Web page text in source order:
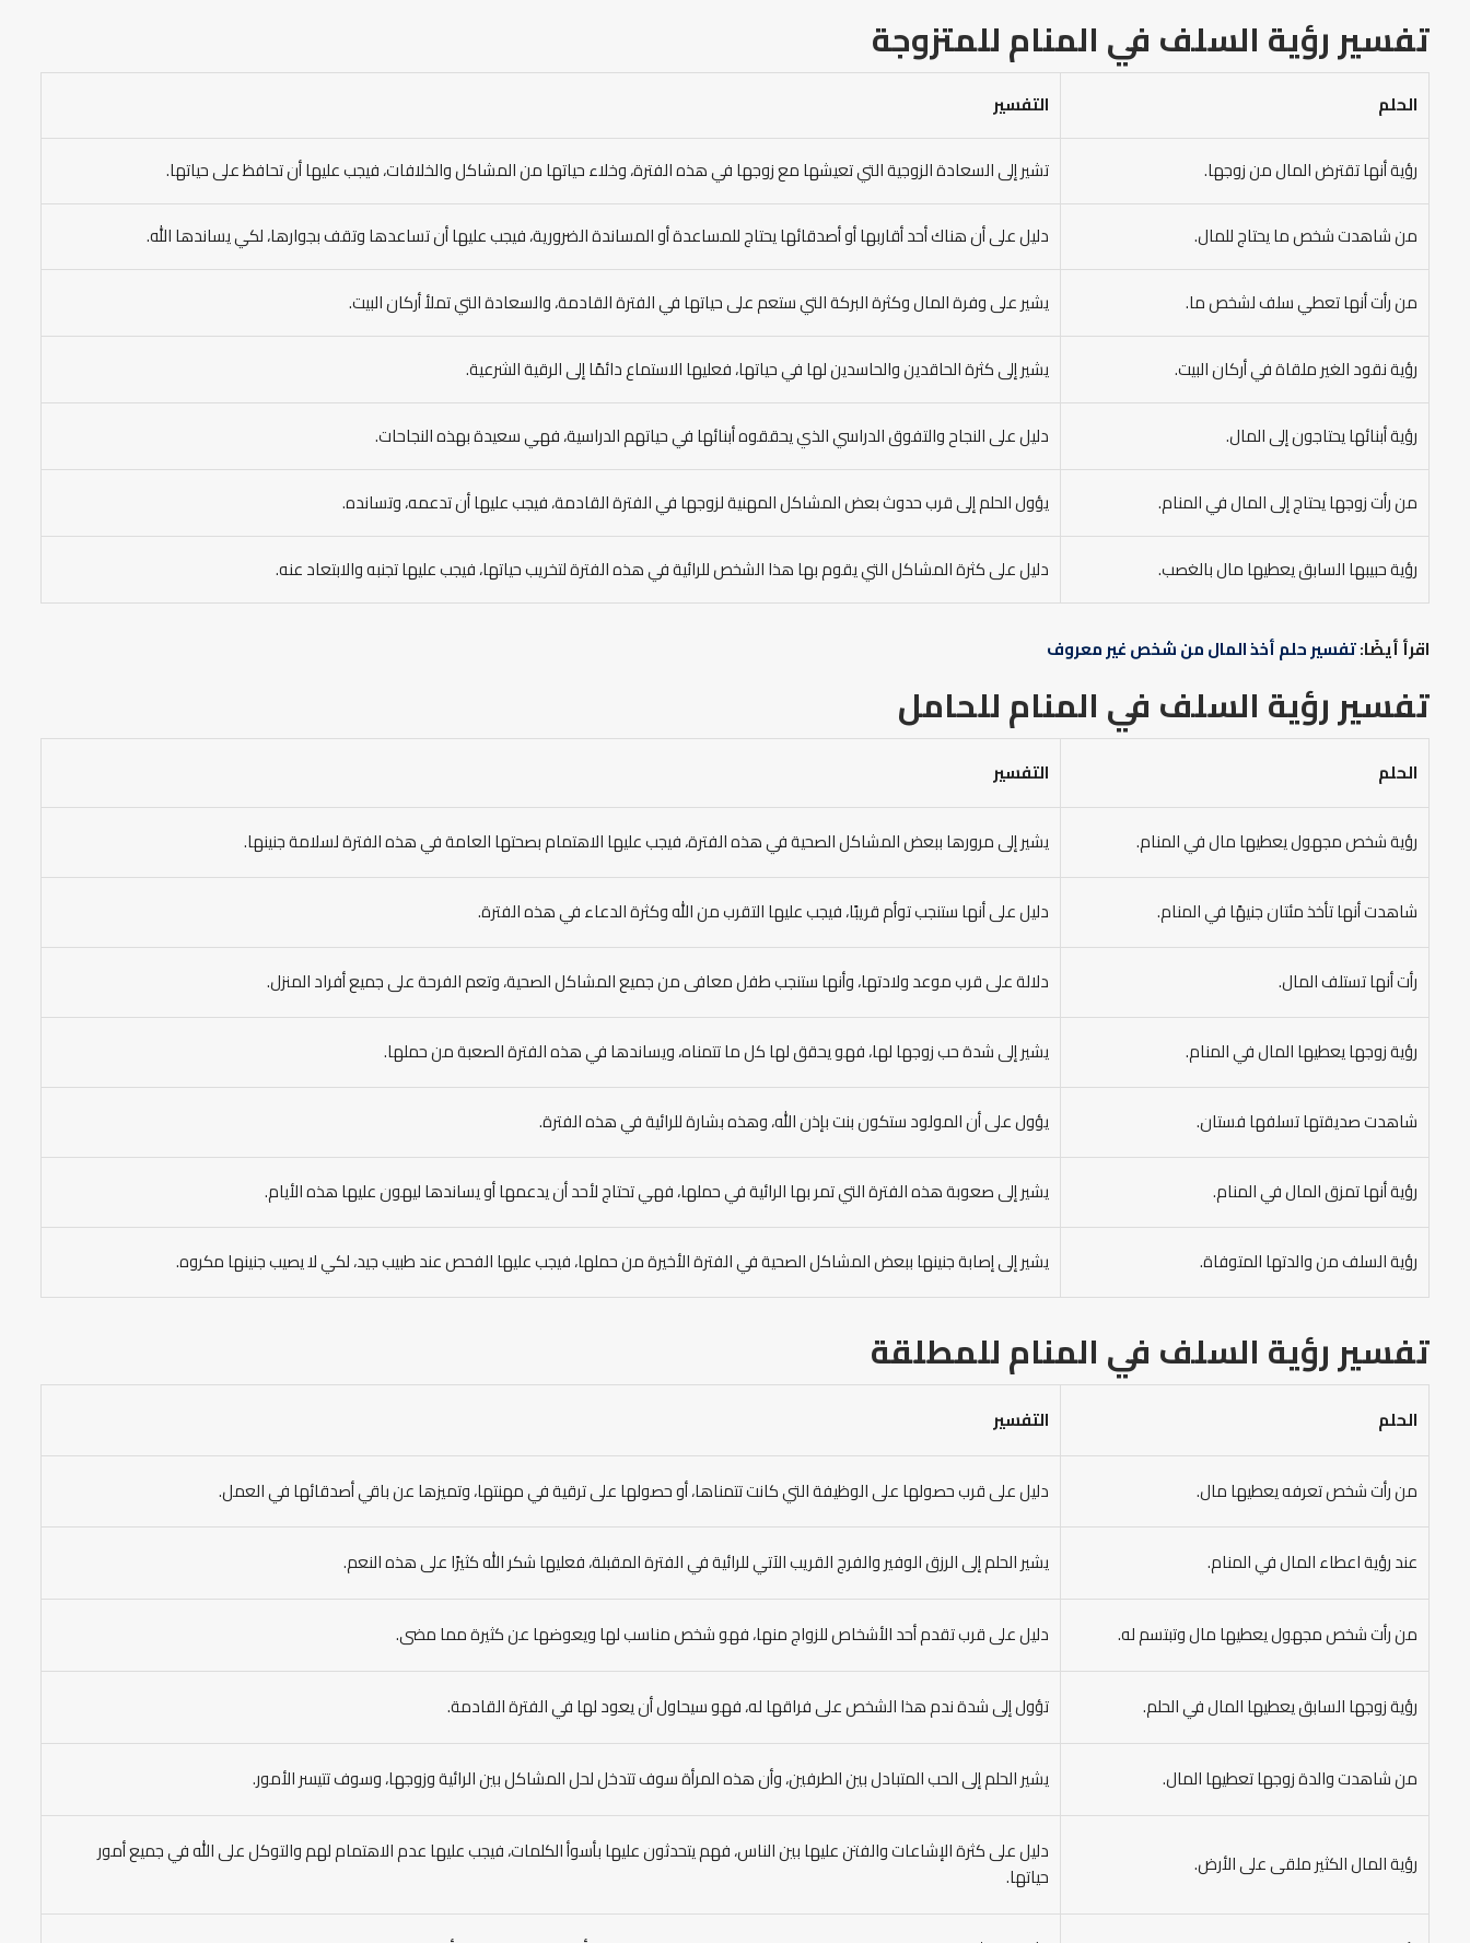
تفسير رؤية السلف في المنامللمتزوجة
الحلم التفسير
رؤية أنها تقترض المال من زوجها. تشير إلى السعادة الزوجية التي تعيشها مع زوجها في هذه الفترة، وخلاء حياتها من المشاكل والخلافات، فيجب عليها أن تحافظ على حياتها.
من شاهدت شخص ما يحتاج للمال. دليل على أن هناك أحد أقاربها أو أصدقائها يحتاج للمساعدة أو المساندة الضرورية، فيجب عليها أن تساعدها وتقف بجوارها، لكي يساندها الله.
من رأت أنها تعطي سلف لشخص ما. يشير على وفرة المال وكثرة البركة التي ستعم على حياتها في الفترة القادمة، والسعادة التي تملأ أركان البيت.
رؤية نقود الغير ملقاة في أركان البيت. يشير إلى كثرة الحاقدين والحاسدين لها في حياتها، فعليها الاستماع دائمًا إلى الرقية الشرعية.
رؤية أبنائها يحتاجون إلى المال. دليل على النجاح والتفوق الدراسي الذي يحققوه أبنائها في حياتهم الدراسية، فهي سعيدة بهذه النجاحات.
من رأت زوجها يحتاج إلى المال في المنام. يؤول الحلم إلى قرب حدوث بعض المشاكل المهنية لزوجها في الفترة القادمة، فيجب عليها أن تدعمه، وتسانده.
رؤية حبيبها السابق يعطيها مال بالغصب. دليل على كثرة المشاكل التي يقوم بها هذا الشخص للرائية في هذه الفترة لتخريب حياتها، فيجب عليها تجنبه والابتعاد عنه.
اقرأ أيضًا:تفسير حلم أخذ المال من شخص غير معروف
تفسير رؤية السلف في المنامللحامل
الحلم التفسير
رؤية شخص مجهول يعطيها مال في المنام. يشير إلى مرورها ببعض المشاكل الصحية في هذه الفترة، فيجب عليها الاهتمام بصحتها العامة في هذه الفترة لسلامة جنينها.
شاهدت أنها تأخذ مئتان جنيهًا في المنام. دليل على أنها ستنجب توأم قريبًا، فيجب عليها التقرب من الله وكثرة الدعاء في هذه الفترة.
رأت أنها تستلف المال. دلالة على قرب موعد ولادتها، وأنها ستنجب طفل معافى من جميع المشاكل الصحية، وتعم الفرحة على جميع أفراد المنزل.
رؤية زوجها يعطيها المال في المنام. يشير إلى شدة حب زوجها لها، فهو يحقق لها كل ما تتمناه، ويساندها في هذه الفترة الصعبة من حملها.
شاهدت صديقتها تسلفها فستان. يؤول على أن المولود ستكون بنت بإذن الله، وهذه بشارة للرائية في هذه الفترة.
رؤية أنها تمزق المال في المنام. يشير إلى صعوبة هذه الفترة التي تمر بها الرائية في حملها، فهي تحتاج لأحد أن يدعمها أو يساندها ليهون عليها هذه الأيام.
رؤية السلف من والدتها المتوفاة. يشير إلى إصابة جنينها ببعض المشاكل الصحية في الفترة الأخيرة من حملها، فيجب عليها الفحص عند طبيب جيد، لكي لا يصيب جنينها مكروه.
تفسير رؤية السلف في المنامللمطلقة
الحلم التفسير
من رأت شخص تعرفه يعطيها مال. دليل على قرب حصولها على الوظيفة التي كانت تتمناها، أو حصولها على ترقية في مهنتها، وتميزها عن باقي أصدقائها في العمل.
عند رؤية اعطاء المال في المنام. يشير الحلم إلى الرزق الوفير والفرج القريب الآتي للرائية في الفترة المقبلة، فعليها شكر الله كثيرًا على هذه النعم.
من رأت شخص مجهول يعطيها مال وتبتسم له. دليل على قرب تقدم أحد الأشخاص للزواج منها، فهو شخص مناسب لها ويعوضها عن كثيرة مما مضى.
رؤية زوجها السابق يعطيها المال في الحلم. تؤول إلى شدة ندم هذا الشخص على فراقها له، فهو سيحاول أن يعود لها في الفترة القادمة.
من شاهدت والدة زوجها تعطيها المال. يشير الحلم إلى الحب المتبادل بين الطرفين، وأن هذه المرأة سوف تتدخل لحل المشاكل بين الرائية وزوجها، وسوف تتيسر الأمور.
رؤية المال الكثير ملقى على الأرض.
دليل على كثرة الإشاعات والفتن عليها بين الناس، فهم يتحدثون عليها بأسوأ الكلمات، فيجب عليها عدم الاهتمام لهم والتوكل على الله في جميع أمور
حياتها.